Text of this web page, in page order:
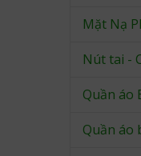
Mặt Nạ
Nút tai -
Quần áo
Quần áo